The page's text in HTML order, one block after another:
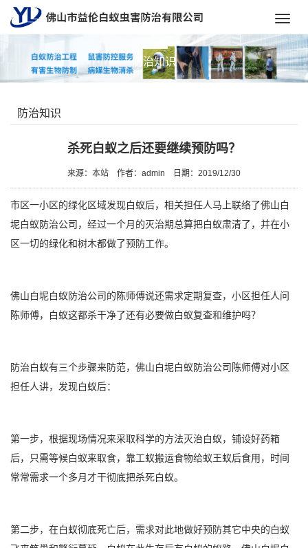
防治知识
防治知识
杀死白蚁之后还要继续预防吗？
来源：本站 作者：admin 日期：2019/12/30
市区一小区的绿化区域发现白蚁后，相关担任人马上联络了佛山白
坭白蚁防治公司，经过一个月的灭治期总算把白蚁肃清了，并在小
区一切的绿化和树木都做了预防工作。
佛山白坭白蚁防治公司的陈师傅说还需求定期复查，小区担任人问
陈师傅，白蚁这都杀干净了还有必要做白蚁复查和维护吗？
防治白蚁有三个步骤来防范，佛山白坭白蚁防治公司陈师傅对小区
担任人讲，发现白蚁后：
第一步，根据现场情况来采取科学的方法灭治白蚁，铺设好药箱
后，只需等候白蚁来取食，靠工蚁搬运食物给蚁王蚁后食用，时间
常常需求一个多月才干彻底把杀死白蚁。
第二步，在白蚁彻底死亡后，需求对此地做好预防其它中央的白蚁